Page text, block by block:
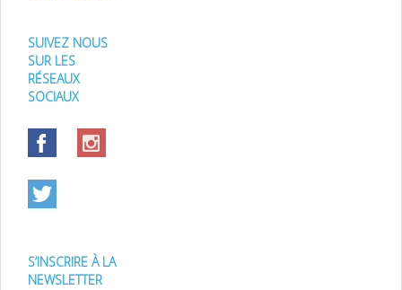
SUIVEZ NOUS
SUR LES
RÉSEAUX
SOCIAUX
S’INSCRIRE À LA
NEWSLETTER